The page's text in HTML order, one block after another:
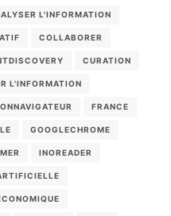
L'INFORMATION
COLLABORER
CURATION
L'INFORMATION
FRANCE
GOOGLECHROME
INOREADER